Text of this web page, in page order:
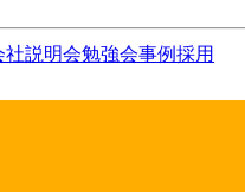
社説明会勉強会事例採用